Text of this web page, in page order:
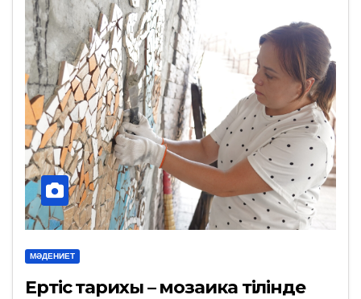
МӘДЕНИЕТ
Ертіс тарихы – мозаика тілінде